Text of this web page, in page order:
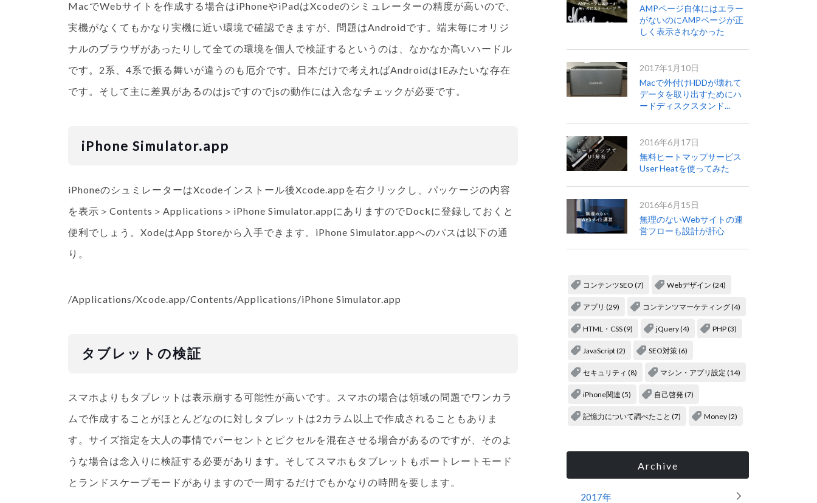
MacでWebサイトを作成する場合はiPhoneやiPadはXcodeのシミュレーターの精度が高いので、
実機がなくてもかなり実機に近い環境で確認できますが、問題はAndroidです。端末毎にオリジ
ナルのブラウザがあったりして全ての環境を個人で検証するというのは、なかなか高いハードル
です。2系、4系で振る舞いが違うのも厄介です。日本だけで考えればAndroidはIEみたいな存在
です。そして主に差異があるのはjsですのでjsの動作には入念なチェックが必要です。
iPhone Simulator.app
iPhoneのシュミレーターはXcodeインストール後Xcode.appを右クリックし、パッケージの内容
を表示＞Contents＞Applications＞iPhone Simulator.appにありますのでDockに登録しておくと
便利でしょう。XodeはApp Storeから入手できます。iPhone Simulator.appへのパスは以下の通
り。
/Applications/Xcode.app/Contents/Applications/iPhone Simulator.app
タブレットの検証
スマホよりもタブレットは表示崩する可能性が高いです。スマホの場合は領域の問題でワンカラ
ムで作成することがほとんどなのに対しタブレットは2カラム以上で作成されることもありま
す。サイズ指定を大人の事情でパーセントとピクセルを混在させる場合があるのですが、そのよ
うな場合は念入りに検証する必要があります。そしてスマホもタブレットもポートレートモード
とランドスケープモードがありますので一周するだけでもかなりの時間を要します。
AMPページ自体にはエラー
がないのにAMPページが正
しく表示されなかった
2017年1月10日
Macで外付けHDDが壊れて
データを取り出すためにハ
ードディスクスタンド...
2016年6月17日
無料ヒートマップサービス
User Heatを使ってみた
2016年6月15日
無理のないWebサイトの運
営フローも設計が肝心
コンテンツSEO (7) Webデザイン (24)
アプリ (29) コンテンツマーケティング (4)
HTML・CSS (9) jQuery (4) PHP (3)
JavaScript (2) SEO対策 (6)
セキュリティ (8) マシン・アプリ設定 (14)
iPhone関連 (5) 自己啓発 (7)
記憶力について調べたこと (7) Money (2)
Archive
2017年